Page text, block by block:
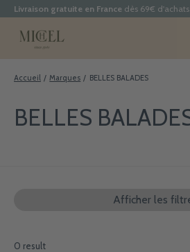
Livraison gratuite en France dès 69€ d'achats
Accueil / Marques / BELLES BALADES
BELLES
Afficher les
0 result